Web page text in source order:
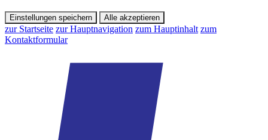
Einstellungen speichern Alle akzeptieren
zur Startseite zur Hauptnavigation zum Hauptinhalt zum
Kontaktformular